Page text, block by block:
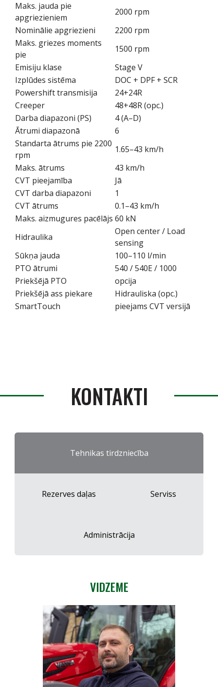
Maks. jauda pie
apgriezieniem
2000 rpm
Nominālie apgriezieni
2200 rpm
Maks. griezes moments
pie
1500 rpm
Emisiju klase
Stage V
Izplūdes sistēma
DOC + DPF + SCR
Powershift transmisija
24+24R
Creeper
48+48R (opc.)
Darba diapazoni (PS)
4 (A–D)
Ātrumi diapazonā
6
Standarta ātrums pie 2200
rpm
1.65–43 km/h
Maks. ātrums
43 km/h
CVT pieejamība
Jā
CVT darba diapazoni
1
CVT ātrums
0.1–43 km/h
Maks. aizmugures pacēlājs 60 kN
Hidraulika
Open center / Load
sensing
Sūkņa jauda
100–110 l/min
PTO ātrumi
540 / 540E / 1000
Priekšējā PTO
opcija
Priekšējā ass piekare
Hidrauliska (opc.)
SmartTouch
pieejams CVT versijā
KONTAKTI
Tehnikas tirdzniecība
Rezerves daļas Serviss
Administrācija
VIDZEME